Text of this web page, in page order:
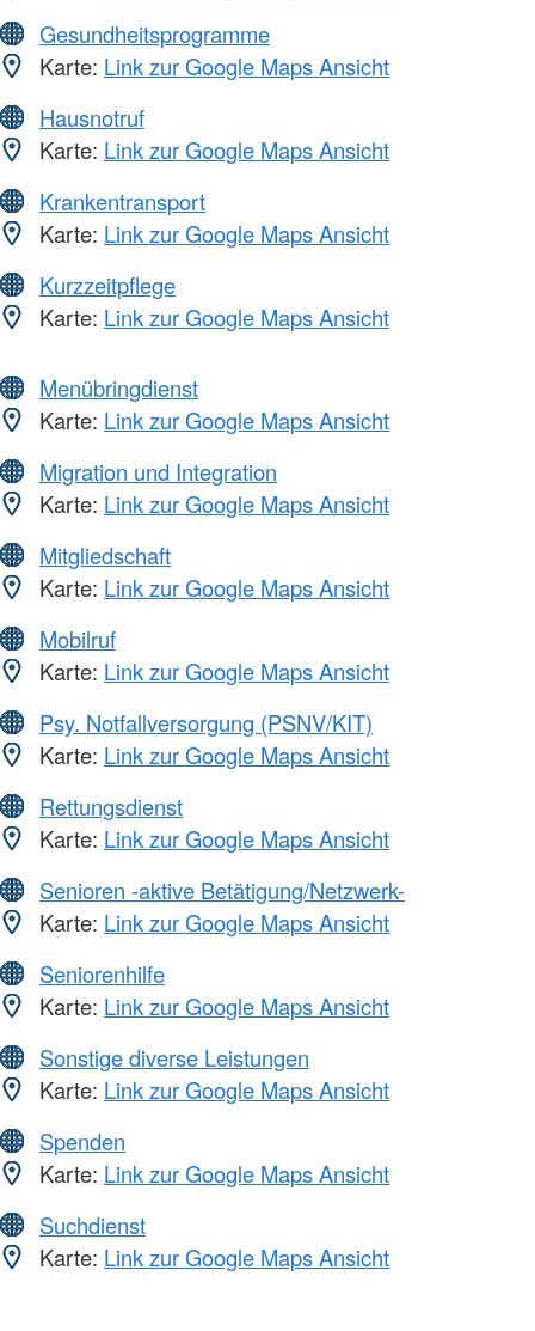
Gesundheitsprogramme
Karte: Link zur Google Maps Ansicht
Hausnotruf
Karte: Link zur Google Maps Ansicht
Krankentransport
Karte: Link zur Google Maps Ansicht
Kurzzeitpflege
Karte: Link zur Google Maps Ansicht
Menübringdienst
Karte: Link zur Google Maps Ansicht
Migration und Integration
Karte: Link zur Google Maps Ansicht
Mitgliedschaft
Karte: Link zur Google Maps Ansicht
Mobilruf
Karte: Link zur Google Maps Ansicht
Psy. Notfallversorgung (PSNV/KIT)
Karte: Link zur Google Maps Ansicht
Rettungsdienst
Karte: Link zur Google Maps Ansicht
Senioren -aktive Betätigung/Netzwerk-
Karte: Link zur Google Maps Ansicht
Seniorenhilfe
Karte: Link zur Google Maps Ansicht
Sonstige diverse Leistungen
Karte: Link zur Google Maps Ansicht
Spenden
Karte: Link zur Google Maps Ansicht
Suchdienst
Karte: Link zur Google Maps Ansicht